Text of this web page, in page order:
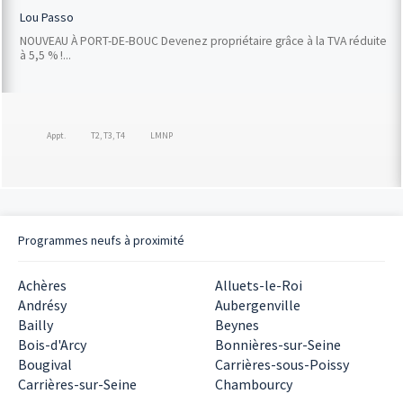
Lou Passo
NOUVEAU À PORT-DE-BOUC Devenez propriétaire grâce à la TVA réduite
à 5,5 % !...
Appt. T2, T3, T4 LMNP
Programmes neufs à proximité
Achères
Alluets-le-Roi
Andrésy
Aubergenville
Bailly
Beynes
Bois-d'Arcy
Bonnières-sur-Seine
Bougival
Carrières-sous-Poissy
Carrières-sur-Seine
Chambourcy